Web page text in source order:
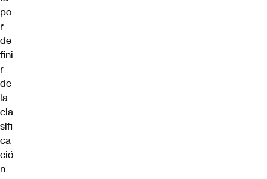
po
r
de
fini
r
de
la
cla
sifi
ca
ció
n